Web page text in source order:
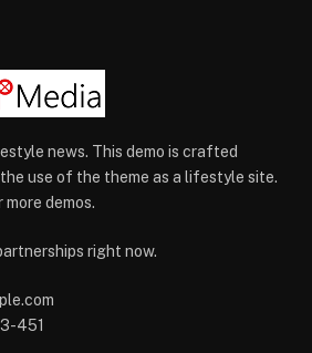
news. This demo is crafted
use of the theme as a lifestyle site.
demos.
right now.
451